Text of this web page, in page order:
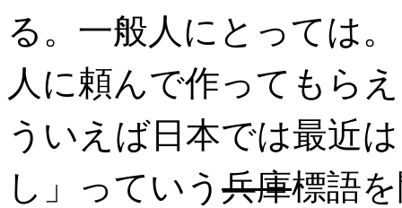
る。一般人にとっては
人に頼んで作ってもら
ういえば日本では最近
し」っていう 兵庫標語